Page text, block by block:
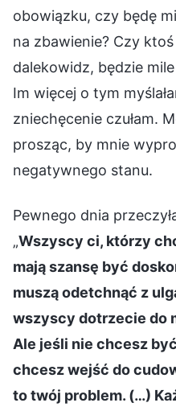
obowiązku, czy będę
na zbawienie? Czy
dalekowidz, będzie
Im więcej o tym
zniechęcenie czułam.
prosząc, by mnie
negatywnego stanu.
Pewnego dnia
„Wszyscy ci, którzy
mają szansę być
muszą odetchnąć z
wszyscy dotrzecie do
Ale jeśli nie chcesz
chcesz wejść do
to twój problem. (…)